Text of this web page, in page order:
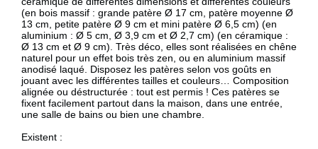
(en bois massif : grande patère Ø 17 cm, patère moyenne Ø
13 cm, petite patère Ø 9 cm et mini patère Ø 6,5 cm) (en
aluminium : Ø 5 cm, Ø 3,9 cm et Ø 2,7 cm) (en céramique :
Ø 13 cm et Ø 9 cm). Très déco, elles sont réalisées en chêne
naturel pour un effet bois très zen, ou en aluminium massif
anodisé laqué. Disposez les patères selon vos goûts en
jouant avec les différentes tailles et couleurs… Composition
alignée ou déstructurée : tout est permis ! Ces patères se
fixent facilement partout dans la maison, dans une entrée,
une salle de bains ou bien une chambre.
Existent :